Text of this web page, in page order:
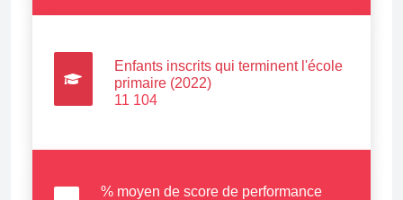
Enfants inscrits qui terminent l'école
primaire (2022)
11 104
% moyen de score de performance